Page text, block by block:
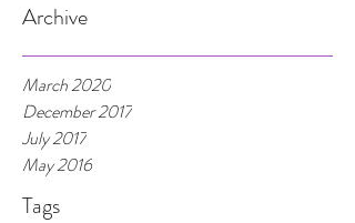
Archive
March 2020
December 2017
July 2017
May 2016
Tags